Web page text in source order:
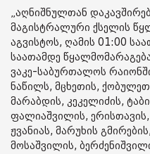
„აღნიშნულთან
მაგისტრალური ქსელის
აგვისტოს, ღამის 01:00
საათამდე
ვაკე-საბურთალოს
ნაწილს, მცხეთის,
მარაბდის, კეკელიძის,
ფალიაშვილის,
ჟვანიას, მარუხის
მოსაშვილის,